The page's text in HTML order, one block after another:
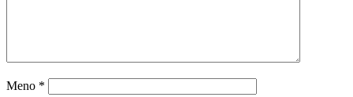
Meno *